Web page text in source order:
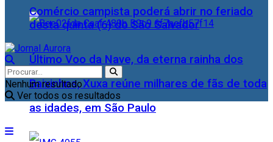
Último Voo da Nave, da eterna rainha dos
Baixinhos, Xuxa reúne milhares de fãs de toda
as idades, em São Paulo
Comércio campista poderá abrir no feriado
desta quinta (6) do São Salvador
Nenhum resultado
Ver todos os resultados